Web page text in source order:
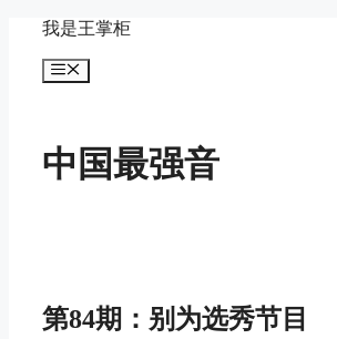
content
我是王掌柜
Menu
中国最强音
第84期：别为选秀节目